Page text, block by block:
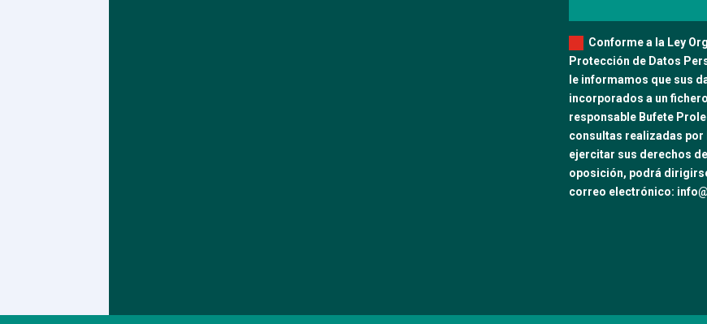
Conforme a la Ley
Protección de Datos
le informamos que sus
incorporados a un
responsable Bufete
consultas realizadas por
ejercitar sus derechos
oposición, podrá
correo electrónico: